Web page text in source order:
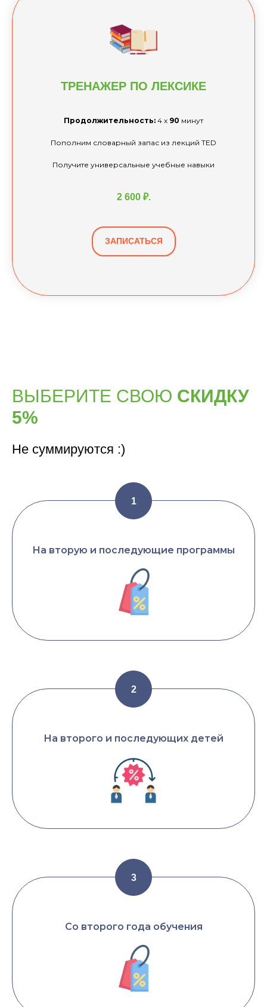
ТРЕНАЖЕР ПО ЛЕКСИКЕ
Продолжительность: 4 х 90 минут
Пополним словарный запас из лекций TED
Получите универсальные учебные навыки
2 600 ₽.
ЗАПИСАТЬСЯ
ВЫБЕРИТЕ СВОЮ СКИДКУ
5%
Не суммируются :)
На вторую и последующие программы
На второго и последующих детей
Со второго года обучения